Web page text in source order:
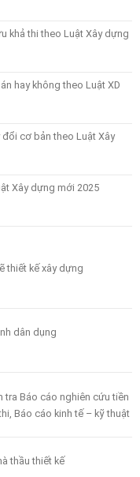
khả thi theo Luật Xây dựng
hay không theo Luật XD
đổi cơ bản theo Luật Xây
Xây dựng mới 2025
thiết kế xây dựng
dân dụng
tra Báo cáo nghiên cứu tiền
Báo cáo kinh tế – kỹ thuật
thầu thiết kế